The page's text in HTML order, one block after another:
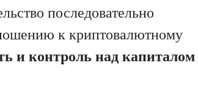
последовательно
к криптовалютному
и контроль над капиталом